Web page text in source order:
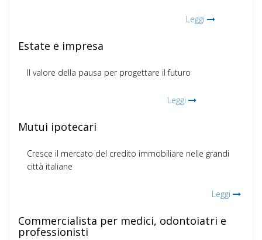
Leggi
Estate e impresa
Il valore della pausa per progettare il futuro
Leggi
Mutui ipotecari
Cresce il mercato del credito immobiliare nelle grandi
città italiane
Leggi
Commercialista per medici, odontoiatri e
professionisti